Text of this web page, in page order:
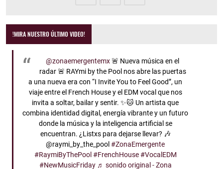
!MIRA NUESTRO ÚLTIMO VIDEO!
@zonaemergentemx🚨 Nueva música en el
radar 🚨 RAYmi by the Pool nos abre las puertas
a una nueva era con “I Invite You to Feel Good”, un
viaje entre el French House y el EDM vocal que nos
invita a soltar, bailar y sentir. ✨🐱 Un artista que
combina identidad digital, energía vibrante y un futuro
donde la música y la inteligencia artificial se
encuentran. ¿Listxs para dejarse llevar? 🎶
@raymi_by_the_pool#ZonaEmergente
#RaymiByThePool #FrenchHouse #VocalEDM
#NewMusicFriday ♬ sonido original - Zona